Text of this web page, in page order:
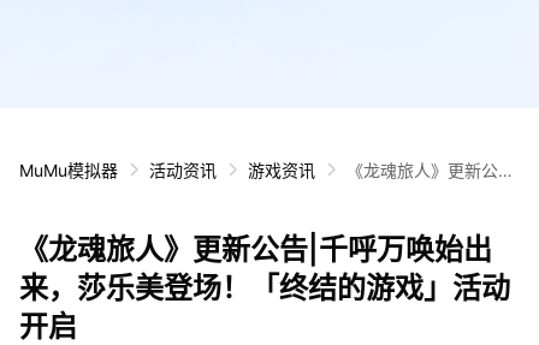
MuMu模拟器 活动资讯 游戏资讯
《龙魂旅人》更新公
游戏」活动开启
《龙魂旅人》更新公告|千呼万唤始出
来，莎乐美登场！「终结的游戏」活动
开启